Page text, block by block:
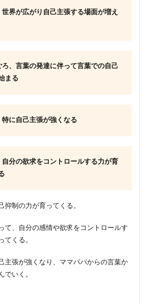
世界が広がり自己主張する場面が増え
ろ、言葉の発達に伴って言葉での自己
まる
特に自己主張が強くなる
自分の欲求をコントロールする力が育
抑制の力が育ってくる。
て、自分の感情や欲求をコントロールす
てくる。
主張が強くなり、ママパパからの言葉か
でいく。